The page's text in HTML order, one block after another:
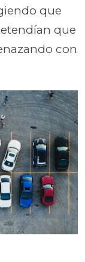
que
que
con